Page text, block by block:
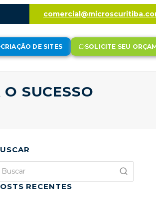
CRIAÇÃO DE SITES SOLICITE SEU
SUCESSO
RECENTES